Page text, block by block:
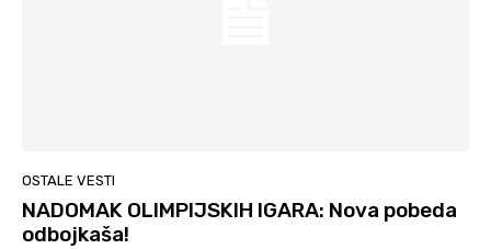
OSTALE VESTI
NADOMAK OLIMPIJSKIH IGARA: Nova pobeda
odbojkaša!